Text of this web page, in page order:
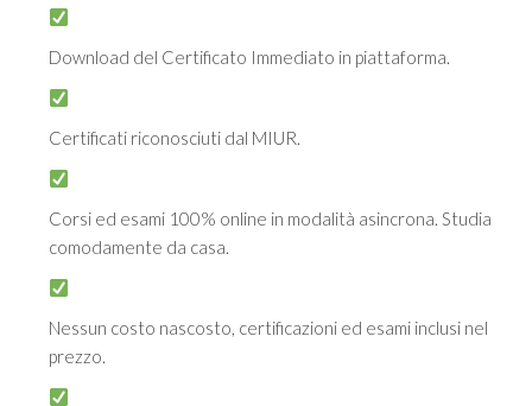
Download del Certificato Immediato in piattaforma.
Certificati riconosciuti dal MIUR.
Corsi ed esami 100% online in modalità asincrona. Studia
comodamente da casa.
Nessun costo nascosto, certificazioni ed esami inclusi nel
prezzo.